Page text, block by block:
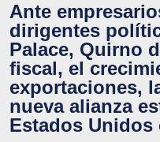
Ante
dirigentes
Palace, Quirno
fiscal, el
exportaciones,
nueva alianza
Estados Unidos